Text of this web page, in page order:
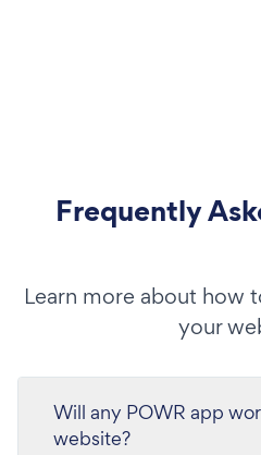
Frequently
Learn more about how
your
Will any POWR app
website?